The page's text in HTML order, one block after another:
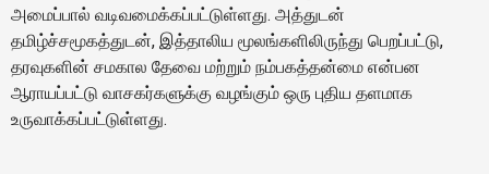
அமைப்பால் வடிவமைக்கப்பட்டுள்ளது. அத்துடன்
தமிழ்ச்சமூகத்துடன், இத்தாலிய மூலங்களிலிருந்து பெறப்பட்டு,
தரவுகளின் சமகால தேவை மற்றும் நம்பகத்தன்மை என்பன
ஆராயப்பட்டு வாசகர்களுக்கு வழங்கும் ஒரு புதிய தளமாக
உருவாக்கப்பட்டுள்ளது.